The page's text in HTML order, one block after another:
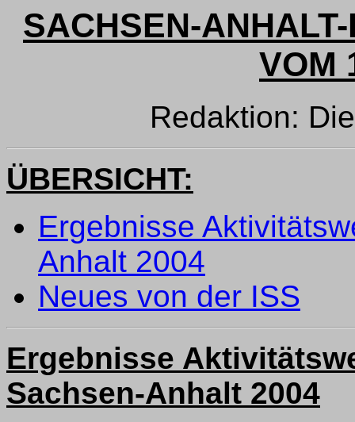
SACHSEN-
VOM
Redaktion:
ÜBERSICHT:
Ergebnisse
Anhalt 2004
Neues von der ISS
Ergebnisse
Sachsen-Anhalt 2004